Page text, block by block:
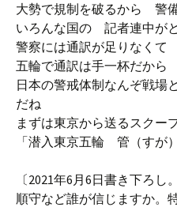
大勢で規制を破るから 警
いろんな国の 記者連中が
警察には通訳が足りなくて
五輪で通訳は手一杯だか
日本の警戒体制なんぞ戦
だね
まずは東京から送るスク
「潜入東京五輪 管（すが
〔2021年6月6日書き下ろ
順守など誰が信じますか。